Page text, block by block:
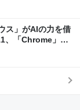
ス」がAIの力を借
、「Chrome」も